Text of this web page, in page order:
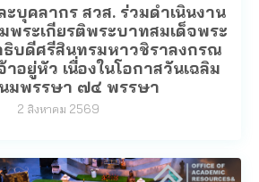
บุคลากร สวส. ร่วมดำเนินงาน
พระเกียรติพระบาทสมเด็จพระ
ธิบดีศรีสินทรมหาวชิราลงกรณ
าอยู่หัว เนื่องในโอกาสวันเฉลิม
มพรรษา ๗๔ พรรษา
2 สิงหาคม 2569